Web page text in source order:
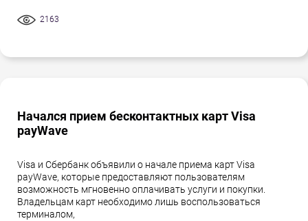
2163
Начался прием бесконтактных карт Visa
payWave
Visa и Сбербанк объявили о начале приема карт Visa
payWave, которые предоставляют пользователям
возможность мгновенно оплачивать услуги и покупки.
Владельцам карт необходимо лишь воспользоваться
терминалом,